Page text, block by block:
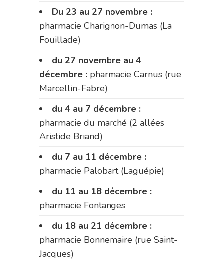
Du 23 au 27 novembre :
pharmacie Charignon-Dumas (La
Fouillade)
du 27 novembre au 4
décembre : pharmacie Carnus (rue
Marcellin-Fabre)
du 4 au 7 décembre :
pharmacie du marché (2 allées
Aristide Briand)
du 7 au 11 décembre :
pharmacie Palobart (Laguépie)
du 11 au 18 décembre :
pharmacie Fontanges
du 18 au 21 décembre :
pharmacie Bonnemaire (rue Saint-
Jacques)